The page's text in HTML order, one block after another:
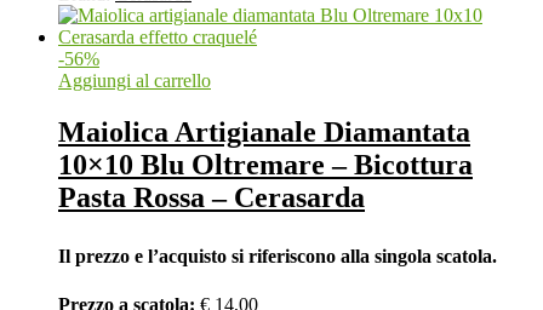
-56%
Aggiungi al carrello
Maiolica Artigianale Diamantata
10×10 Blu Oltremare – Bicottura
Pasta Rossa – Cerasarda
Il prezzo e l’acquisto si riferiscono alla singola scatola.
Prezzo a scatola: € 14,00